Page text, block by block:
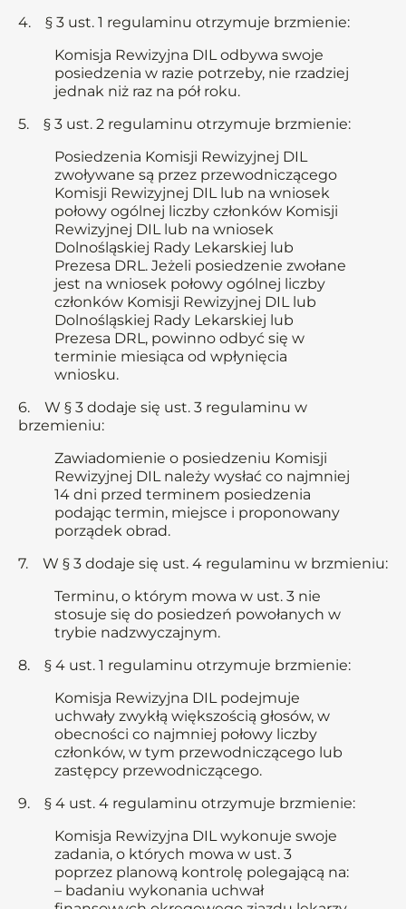
4. § 3 ust. 1 regulaminu otrzymuje brzmienie:
Komisja Rewizyjna DIL odbywa swoje
posiedzenia w razie potrzeby, nie rzadziej
jednak niż raz na pół roku.
5. § 3 ust. 2 regulaminu otrzymuje brzmienie:
Posiedzenia Komisji Rewizyjnej DIL
zwoływane są przez przewodniczącego
Komisji Rewizyjnej DIL lub na wniosek
połowy ogólnej liczby członków Komisji
Rewizyjnej DIL lub na wniosek
Dolnośląskiej Rady Lekarskiej lub
Prezesa DRL. Jeżeli posiedzenie zwołane
jest na wniosek połowy ogólnej liczby
członków Komisji Rewizyjnej DIL lub
Dolnośląskiej Rady Lekarskiej lub
Prezesa DRL, powinno odbyć się w
terminie miesiąca od wpłynięcia
wniosku.
6. W § 3 dodaje się ust. 3 regulaminu w
brzemieniu:
Zawiadomienie o posiedzeniu Komisji
Rewizyjnej DIL należy wysłać co najmniej
14 dni przed terminem posiedzenia
podając termin, miejsce i proponowany
porządek obrad.
7. W § 3 dodaje się ust. 4 regulaminu w brzmieniu:
Terminu, o którym mowa w ust. 3 nie
stosuje się do posiedzeń powołanych w
trybie nadzwyczajnym.
8. § 4 ust. 1 regulaminu otrzymuje brzmienie:
Komisja Rewizyjna DIL podejmuje
uchwały zwykłą większością głosów, w
obecności co najmniej połowy liczby
członków, w tym przewodniczącego lub
zastępcy przewodniczącego.
9. § 4 ust. 4 regulaminu otrzymuje brzmienie:
Komisja Rewizyjna DIL wykonuje swoje
zadania, o których mowa w ust. 3
poprzez planową kontrolę polegającą na:
– badaniu wykonania uchwał